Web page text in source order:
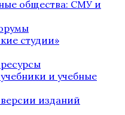
общества: СМУ и
студии»
и учебные
изданий